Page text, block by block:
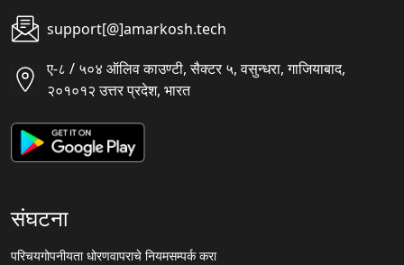
support[@]amarkosh.tech
ए-८ / ५०४ ऑलिव काउण्टी, सैक्टर ५, वसुन्धरा, गाजियाबाद,
२०१०१२ उत्तर प्रदेश, भारत
संघटना
परिचयगोपनीयता धोरणवापराचे नियमसम्पर्क करा